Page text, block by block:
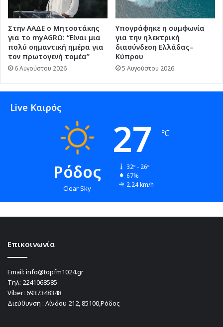
Στην ΑΑΔΕ ο Μητσοτάκης
για το myAGRO: “Είναι μια
πολύ σημαντική ημέρα για
τον πρωτογενή τομέα”
6 Αυγούστου 2026
Υπογράφηκε η συμφωνία
για την ηλεκτρική
διασύνδεση Ελλάδας–
Κύπρου
5 Αυγούστου 2026
Live Καιρός
Ρόδος
Clear Sky
27 ℃
32º - 26º
67%
2.24 km/h
Επικοινωνία
Email: info@topfm1024.gr
Τηλ: 2241068585
Viber: 6937348348
Διεύθυνση : Λίνδου 212, 85100,Ρόδος